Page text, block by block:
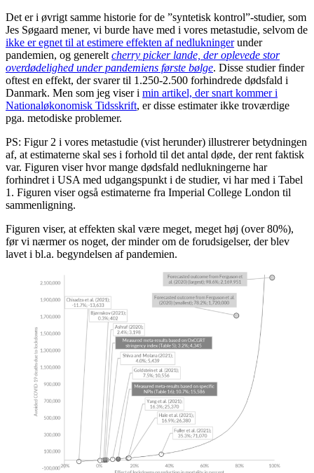
Det er i øvrigt samme historie for de ”syntetisk kontrol”-studier, som
Jes Søgaard mener, vi burde have med i vores metastudie, selvom de
ikke er egnet til at estimere effekten af nedlukningerunder
pandemien, og generelt cherry picker lande, der oplevede stor
overdødelighed under pandemiens første bølge. Disse studier finder
oftest en effekt, der svarer til 1.250-2.500 forhindrede dødsfald i
Danmark. Men som jeg viser i min artikel, der snart kommer i
Nationaløkonomisk Tidsskrift, er disse estimater ikke troværdige
pga. metodiske problemer.
PS: Figur 2 i vores metastudie (vist herunder) illustrerer betydningen
af, at estimaterne skal ses i forhold til det antal døde, der rent faktisk
var. Figuren viser hvor mange dødsfald nedlukningerne har
forhindret i USA med udgangspunkt i de studier, vi har med i Tabel
1. Figuren viser også estimaterne fra Imperial College London til
sammenligning.
Figuren viser, at effekten skal være meget, meget høj (over 80%),
før vi nærmer os noget, der minder om de forudsigelser, der blev
lavet i bl.a. begyndelsen af pandemien.